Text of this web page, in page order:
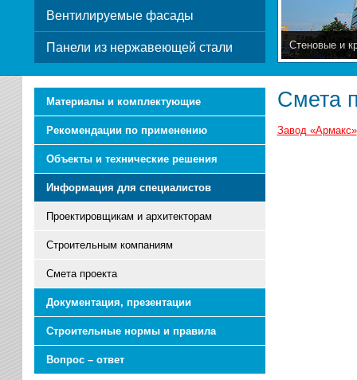
Вентилируемые фасады
Панели из нержавеющей стали Стеновые и
Материалы и комплектующие
Рекомендации по применению
Объекты и технические решения
Информация для специалистов
Проектировщикам и архитекторам
Строительным компаниям
Смета проекта
Документация, презентации
Строительные нормы и правила
Вопрос – ответ
Смета
Завод «Армакс»